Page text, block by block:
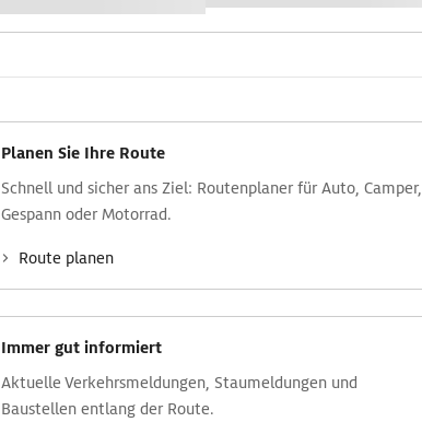
Planen Sie Ihre Route
Schnell und sicher ans Ziel: Routen­planer für Auto, Camper,
Gespann oder Motorrad.
Route planen
Immer gut informiert
Aktuelle Verkehrs­meldungen, Stau­meldungen und
Baustellen entlang der Route.